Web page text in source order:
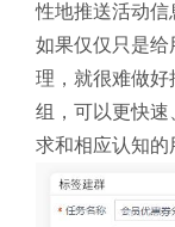
性地推送活动信
如果仅仅只是给
理，就很难做好
组，可以更快速
求和相应认知的